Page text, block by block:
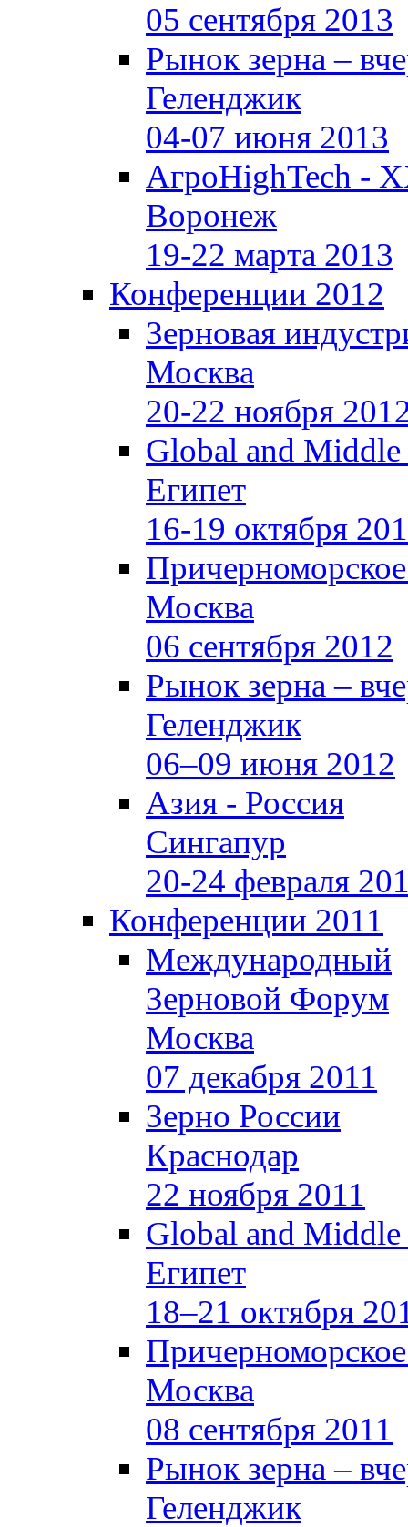
05 сентября 2013
Рынок зерна –
Геленджик
04-07 июня 2013
АгроHighTech -
Воронеж
19-22 марта 2013
Конференции 2012
Зерновая
Москва
20-22 ноября
Global and
Египет
16-19 октября
Москва
06 сентября 2012
Рынок зерна –
Геленджик
06–09 июня 2012
Азия - Россия
Сингапур
20-24 февраля
Конференции 2011
Международный
Зерновой Форум
Москва
07 декабря 2011
Зерно России
Краснодар
22 ноября 2011
Global and
Египет
18–21 октября
Москва
08 сентября 2011
Рынок зерна –
Геленджик